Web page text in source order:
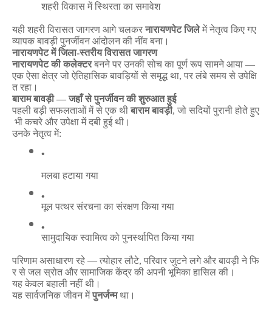
शहरी विकास में स्थिरता का समावेश
यही शहरी विरासत जागरण आगे चलकर नारायणपेट जिले में नेतृत्व किए गए
व्यापक बावड़ी पुनर्जीवन आंदोलन की नींव बना।
नारायणपेट में जिला-स्तरीय विरासत जागरण
नारायणपेट की कलेक्टर बनने पर उनकी सोच का पूर्ण रूप सामने आया —
एक ऐसा क्षेत्र जो ऐतिहासिक बावड़ियों से समृद्ध था, पर लंबे समय से उपेक्षि
त रहा।
बाराम बावड़ी—जहाँ से पुनर्जीवन की शुरुआत हुई
पहली बड़ी सफलताओं में से एक थी बाराम बावड़ी, जो सदियों पुरानी होते हुए
भी कचरे और उपेक्षा में दबी हुई थी।
उनके नेतृत्व में:
मलबा हटाया गया
मूल पत्थर संरचना का संरक्षण किया गया
सामुदायिक स्वामित्व को पुनर्स्थापित किया गया
परिणाम असाधारण रहे — त्योहार लौटे, परिवार जुटने लगे और बावड़ी ने फि
र से जल स्रोत और सामाजिक केंद्र की अपनी भूमिका हासिल की।
यह केवल बहाली नहीं थी।
यह सार्वजनिक जीवन में पुनर्जन्म था।